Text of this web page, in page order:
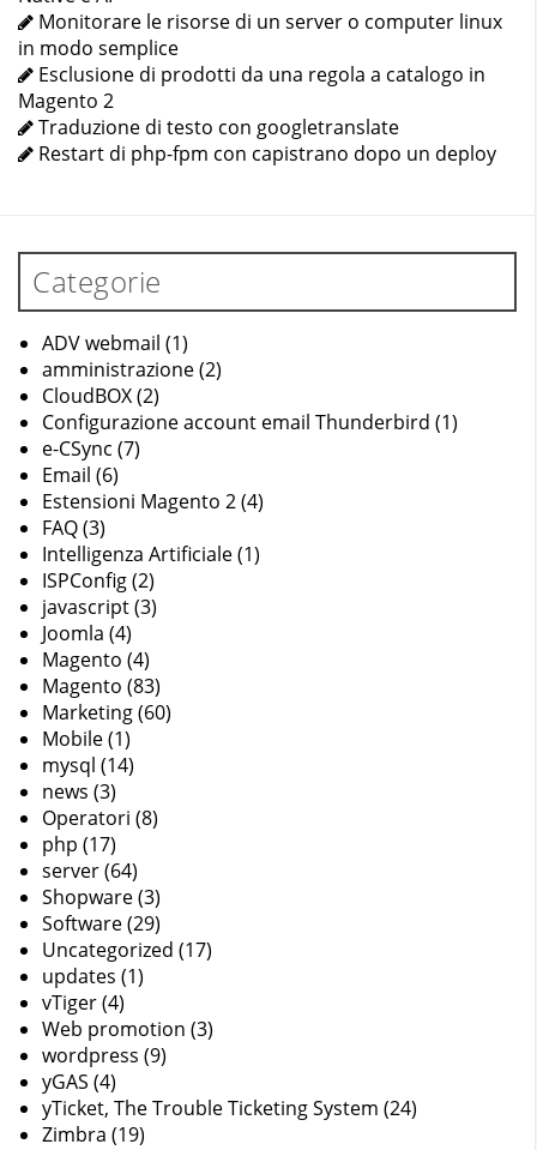
Monitorare le risorse di un server o computer linux
in modo semplice
Esclusione di prodotti da una regola a catalogo in
Magento 2
Traduzione di testo con googletranslate
Restart di php-fpm con capistrano dopo un deploy
Categorie
ADV webmail (1)
amministrazione(2)
CloudBOX(2)
Configurazione account email Thunderbird (1)
e-CSync (7)
Email (6)
Estensioni Magento 2(4)
FAQ(3)
Intelligenza Artificiale(1)
ISPConfig(2)
javascript(3)
Joomla (4)
Magento (4)
Magento (83)
Marketing(60)
Mobile(1)
mysql (14)
news (3)
Operatori (8)
php (17)
server(64)
Shopware(3)
Software(29)
Uncategorized (17)
updates (1)
vTiger(4)
Web promotion (3)
wordpress (9)
yGAS (4)
yTicket, The Trouble Ticketing System (24)
Zimbra (19)